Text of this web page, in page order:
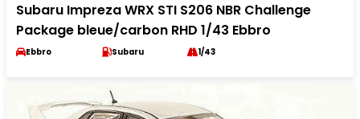
Subaru Impreza WRX STI S206 NBR Challenge
Package bleue/carbon RHD 1/43 Ebbro
Ebbro Subaru 1/43